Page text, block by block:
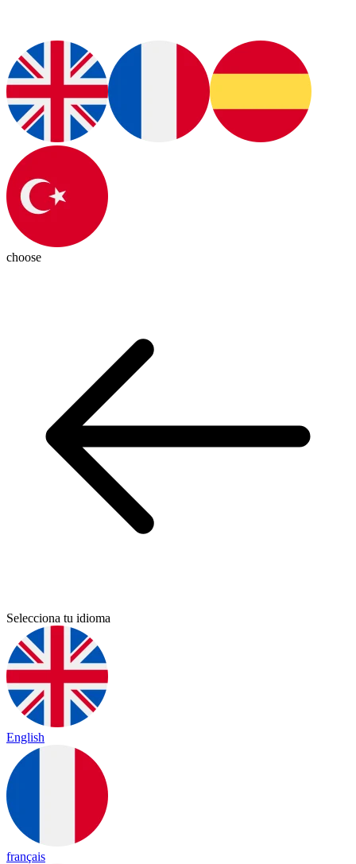
choose
Selecciona tu idioma
English
français